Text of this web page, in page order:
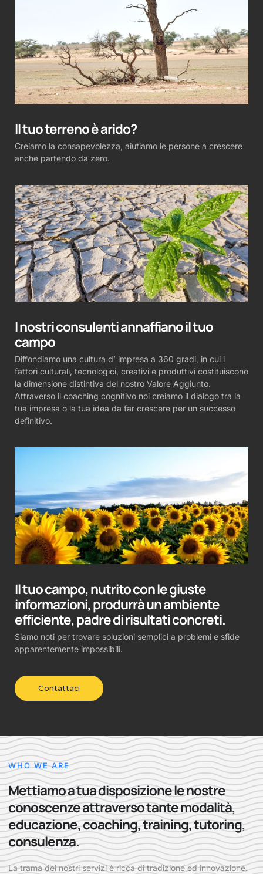
Il tuo terreno è arido?
Creiamo la consapevolezza, aiutiamo le persone a crescere
anche partendo da zero.
I nostri consulenti annaffiano il tuo
campo
Diffondiamo una cultura d’ impresa a 360 gradi, in cui i
fattori culturali, tecnologici, creativi e produttivi costituiscono
la dimensione distintiva del nostro Valore Aggiunto.
Attraverso il coaching cognitivo noi creiamo il dialogo tra la
tua impresa o la tua idea da far crescere per un successo
definitivo.
Il tuo campo, nutrito con le giuste
informazioni, produrrà un ambiente
efficiente, padre di risultati concreti.
Siamo noti per trovare soluzioni semplici a problemi e sfide
apparentemente impossibili.
Contattaci
WHO WE ARE
Mettiamo a tua disposizione le nostre
conoscenze attraverso tante modalità,
educazione, coaching, training, tutoring,
consulenza.
La trama dei nostri servizi è ricca di tradizione ed innovazione.